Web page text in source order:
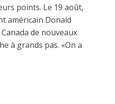
points. Le 19 août,
américain Donald
de nouveaux
à grands pas. «On a